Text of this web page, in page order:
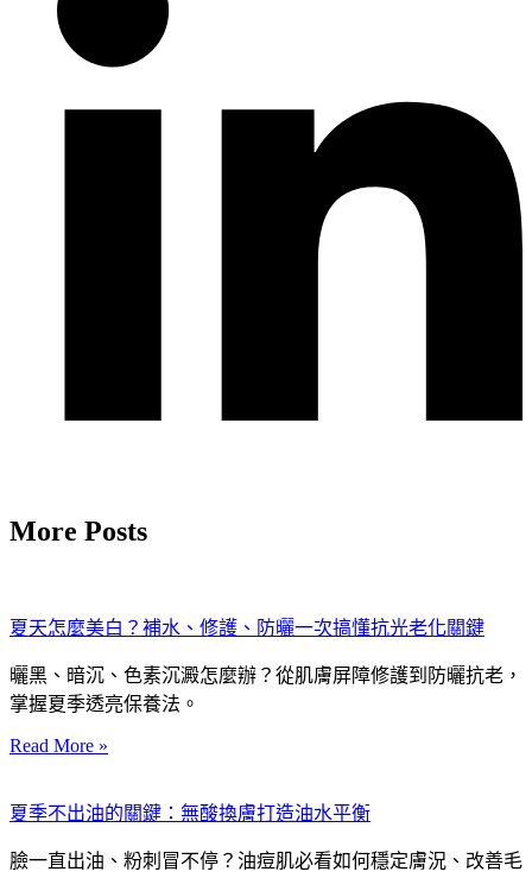
More Posts
夏天怎麼美白？補水、修護、防曬一次搞懂抗光老化關鍵
曬黑、暗沉、色素沉澱怎麼辦？從肌膚屏障修護到防曬抗老，
掌握夏季透亮保養法。
Read More »
夏季不出油的關鍵：無酸換膚打造油水平衡
臉一直出油、粉刺冒不停？油痘肌必看如何穩定膚況、改善毛